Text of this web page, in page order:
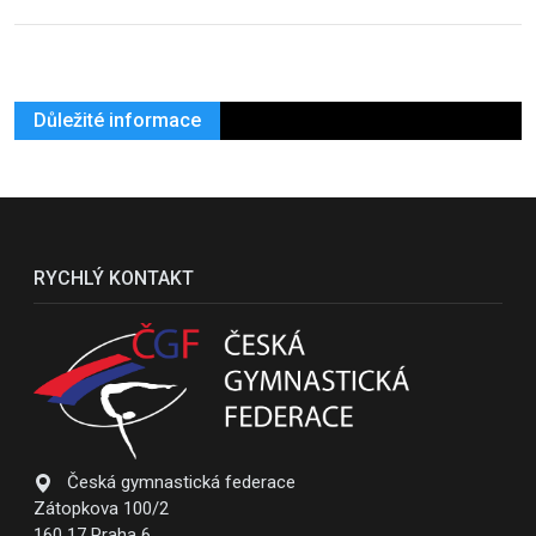
Důležité informace
RYCHLÝ KONTAKT
Česká gymnastická federace
Zátopkova 100/2